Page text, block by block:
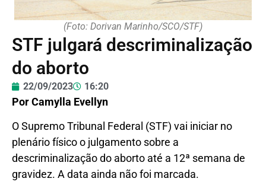
(Foto: Dorivan Marinho/SCO/STF)
STF julgará descriminalização
do aborto
22/09/2023 16:20
Por Camylla Evellyn
O Supremo Tribunal Federal (STF) vai iniciar no
plenário físico o julgamento sobre a
descriminalização do aborto até a 12ª semana de
gravidez. A data ainda não foi marcada.